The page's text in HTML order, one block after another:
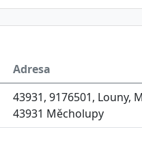
Adresa
43931, 9176501, Louny,
43931 Měcholupy